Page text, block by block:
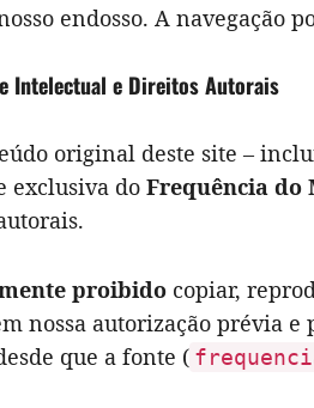
endosso. A navegação
Intelectual e Direitos Autorais
original deste site –
exclusiva do Frequência do
proibido copiar,
nossa autorização prévia
que a fonte (